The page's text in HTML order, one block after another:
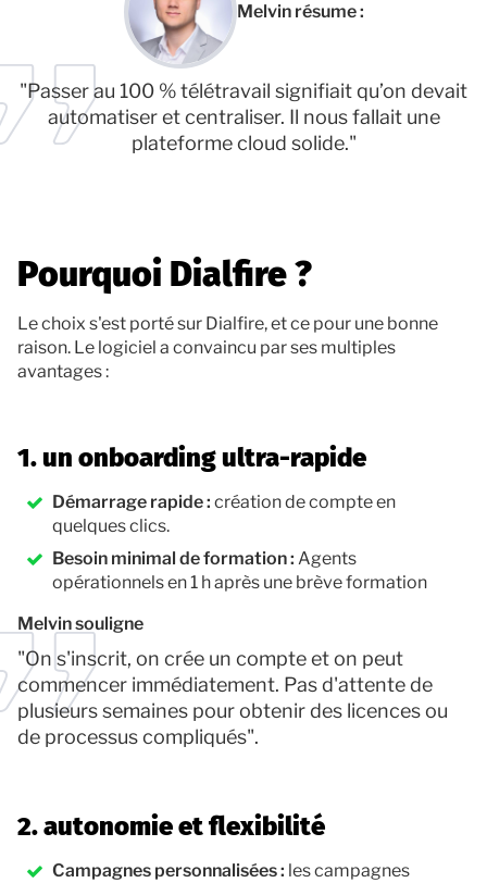
Melvin résume :
"Passer au 100 % télétravail signifiait qu’on devait
automatiser et centraliser. Il nous fallait une
plateforme cloud solide."
Pourquoi Dialfire ?
Le choix s'est porté sur Dialfire, et ce pour une bonne
raison. Le logiciel a convaincu par ses multiples
avantages :
1. un onboarding ultra-rapide
Démarrage rapide : création de compte en
quelques clics.
Besoin minimal de formation : Agents
opérationnels en 1 h après une brève formation
Melvin souligne
"On s'inscrit, on crée un compte et on peut
commencer immédiatement. Pas d'attente de
plusieurs semaines pour obtenir des licences ou
de processus compliqués".
2. autonomie et flexibilité
Campagnes personnalisées : les campagnes